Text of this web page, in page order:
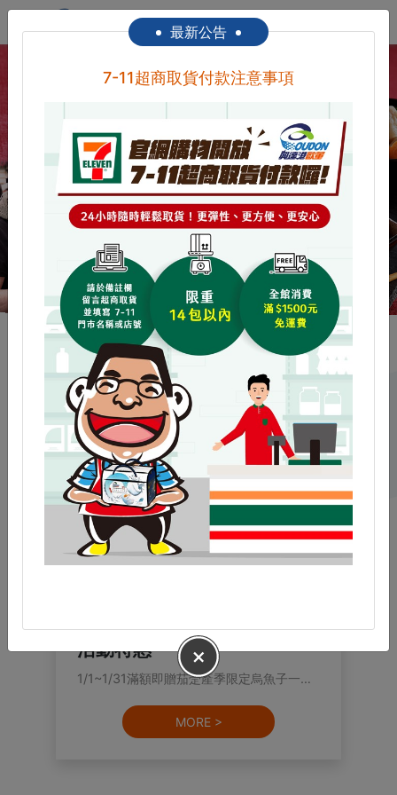
優惠活動
ACTIVITY OFFERS
活動特惠
1/1~1/31滿額即贈茄萣產季限定烏魚子一口吃
MORE >
最新公告
7-11超商取貨付款注意事項